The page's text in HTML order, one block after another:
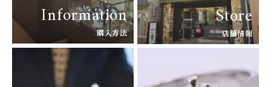
EBERHARD EDOX
エドックス
ETERNA
エテルナ
Information
購入方法
Store
店舗情報